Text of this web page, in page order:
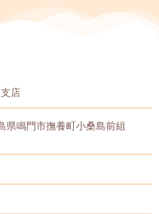
店
県鳴門市撫養町小桑島前組